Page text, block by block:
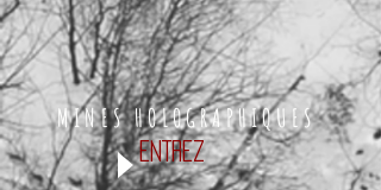
MINES HOLOGRAPHIQUES
ENTREZ